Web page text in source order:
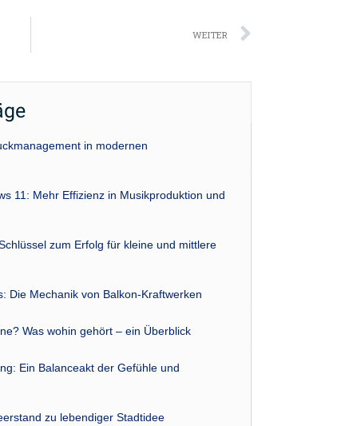
WEITER
in modernen
11: Mehr Effizienz in Musikproduktion und
zum Erfolg für kleine und mittlere
Die Mechanik von Balkon-Kraftwerken
Was wohin gehört – ein Überblick
Ein Balanceakt der Gefühle und
zu lebendiger Stadtidee